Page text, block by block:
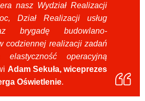
nasz Wydział Realizacji
Dział Realizacji usług
brygadę budowlano-
codziennej realizacji zadań
operacyjną
Adam Sekuła, wiceprezes
Oświetlenie.